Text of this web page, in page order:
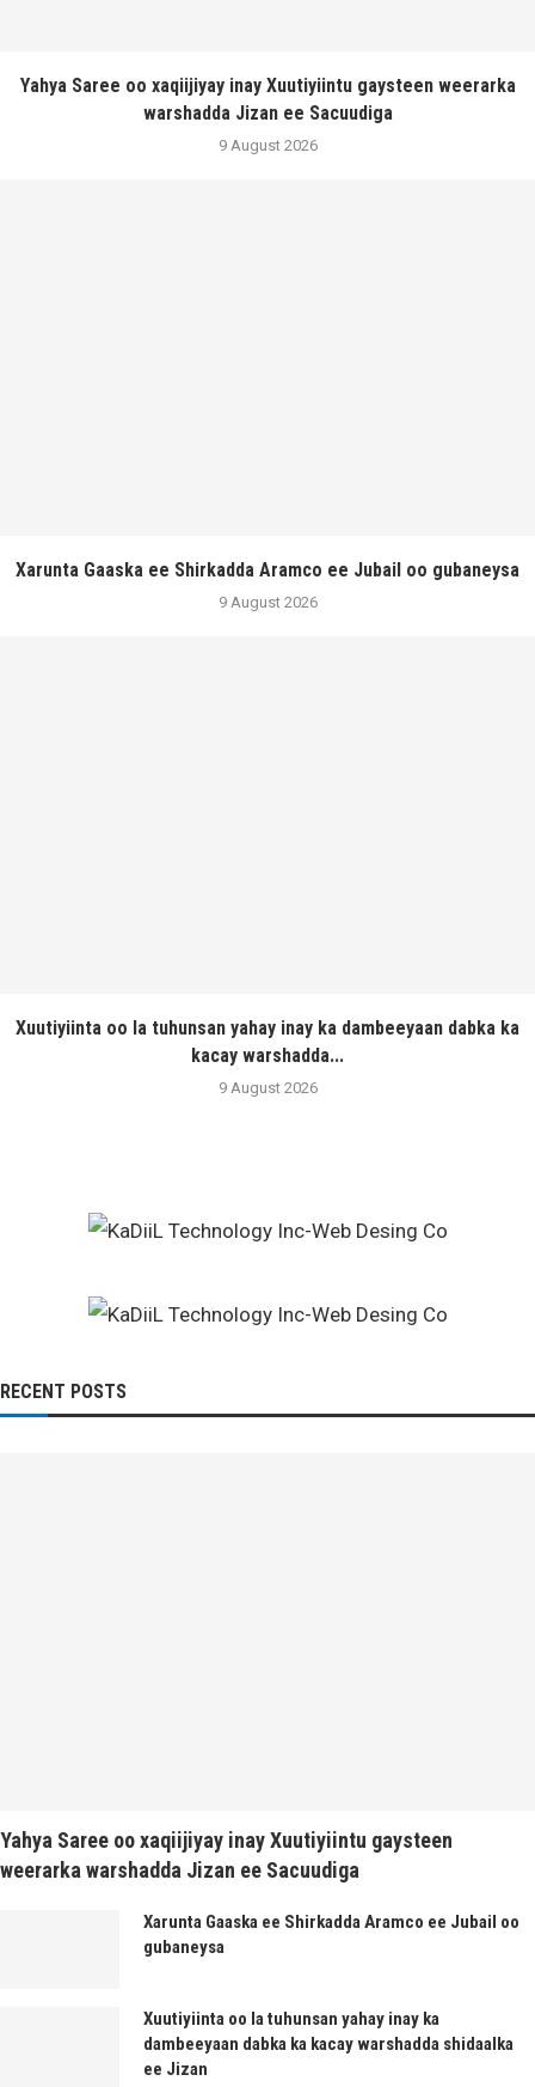
Yahya Saree oo xaqiijiyay inay Xuutiyiintu gaysteen weerarka
warshadda Jizan ee Sacuudiga
9 August 2026
Xarunta Gaaska ee Shirkadda Aramco ee Jubail oo gubaneysa
9 August 2026
Xuutiyiinta oo la tuhunsan yahay inay ka dambeeyaan dabka ka
kacay warshadda...
9 August 2026
RECENT POSTS
Yahya Saree oo xaqiijiyay inay Xuutiyiintu gaysteen
weerarka warshadda Jizan ee Sacuudiga
Xarunta Gaaska ee Shirkadda Aramco ee Jubail oo
gubaneysa
Xuutiyiinta oo la tuhunsan yahay inay ka
dambeeyaan dabka ka kacay warshadda shidaalka
ee Jizan